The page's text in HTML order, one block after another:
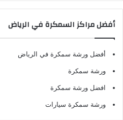
أفضل مراكز السمكرة في الرياض
أفضل ورشة سمكرة في الرياض
ورشة سمكرة
افضل ورشة سمكرة
ورشة سمكرة سيارات